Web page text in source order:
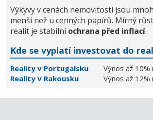
Výkyvy v cenách nemovitostí jsou
menší než u cenných papírů. Mírný
realit je stabilníochrana před inflací.
Kde se vyplatí investovat do
Reality v Portugalsku
Výnos až 10%
Reality v Rakousku
Výnos až 12%